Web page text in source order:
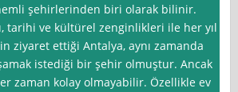
şehirlerinden biri olarak bilinir.
tarihi ve kültürel zenginlikleri ile her yıl
ziyaret ettiği Antalya, aynı zamanda
istediği bir şehir olmuştur. Ancak
zaman kolay olmayabilir. Özellikle ev